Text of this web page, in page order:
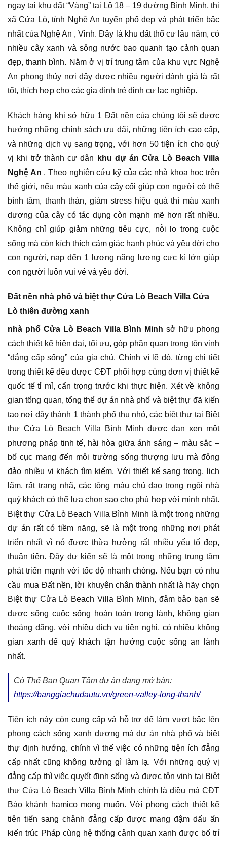
ngay tại khu đất “Vàng” tại Lô 18 – 19 đường Bình Minh, thị
xã Cửa Lò, tỉnh Nghệ An tuyến phố đẹp và phát triển bậc
nhất của Nghệ An , Vinh. Đây là khu đất thổ cư lâu năm, có
nhiều cây xanh và sông nước bao quanh tạo cảnh quan
đẹp, thanh bình. Nằm ở vị trí trung tâm của khu vực Nghệ
An phong thủy nơi đây được nhiều người đánh giá là rất
tốt, thích hợp cho các gia đình trẻ định cư lạc nghiệp.
Khách hàng khi sở hữu 1 Đất nền của chúng tôi sẽ được
hưởng những chính sách ưu đãi, những tiện ích cao cấp,
và những dịch vụ sang trọng, với hơn 50 tiện ích cho quý
vị khi trở thành cư dân
khu dự án Cửa Lò Beach Villa
Nghệ An . Theo nghiên cứu kỹ của các nhà khoa học trên
thế giới, nếu màu xanh của cây cối giúp con người có thể
bình tâm, thanh thản, giảm stress hiệu quả thì màu xanh
dương của cây có tác dụng còn mạnh mẽ hơn rất nhiều.
Không chỉ giúp giảm những tiêu cực, nỗi lo trong cuộc
sống mà còn kích thích cảm giác hạnh phúc và yêu đời cho
con người, nạp đến 1 lượng năng lượng cực kì lớn giúp
con người luôn vui vẻ và yêu đời.
Đất nền nhà phố và biệt thự Cửa Lò Beach Villa Cửa
Lò thiên đường xanh
nhà phố Cửa Lò Beach Villa Bình Minh sở hữu phong
cách thiết kế hiện đại, tối ưu, góp phần quan trọng tôn vinh
“đẳng cấp sống” của gia chủ. Chính vì lẽ đó, từng chi tiết
trong thiết kế đều được CĐT phối hợp cùng đơn vị thiết kế
quốc tế tỉ mỉ, cẩn trọng trước khi thực hiện. Xét về không
gian tổng quan, tổng thể dự án nhà phố và biệt thự đã kiến
tạo nơi đây thành 1 thành phố thu nhỏ, các biệt thự tại Biệt
thự Cửa Lò Beach Villa Bình Minh được đan xen một
phương pháp tinh tế, hài hòa giữa ánh sáng – màu sắc –
bố cục mang đến môi trường sống thượng lưu mà đông
đảo nhiều vị khách tìm kiếm. Với thiết kế sang trọng, lịch
lãm, rất trang nhã, các tông màu chủ đạo trong ngôi nhà
quý khách có thể lựa chọn sao cho phù hợp với mình nhất.
Biệt thự Cửa Lò Beach Villa Bình Minh là một trong những
dự án rất có tiềm năng, sẽ là một trong những nơi phát
triển nhất vì nó được thừa hưởng rất nhiều yếu tố đẹp,
thuận tiện. Đây dự kiến sẽ là một trong những trung tâm
phát triển mạnh với tốc độ nhanh chóng. Nếu bạn có nhu
cầu mua Đất nền, lời khuyên chân thành nhất là hãy chọn
Biệt thự Cửa Lò Beach Villa Bình Minh, đảm bảo bạn sẽ
được sống cuộc sống hoàn toàn trong lành, không gian
thoáng đãng, với nhiều dịch vụ tiện nghi, có nhiều không
gian xanh để quý khách tận hưởng cuộc sống an lành
nhất.
Có Thể Bạn Quan Tâm dự án đang mở bán:
https://banggiachudautu.vn/green-valley-long-thanh/
Tiện ích này còn cung cấp và hỗ trợ để làm vượt bậc lên
phong cách sống xanh dương mà dự án nhà phố và biệt
thự định hướng, chính vì thế việc có những tiện ích đẳng
cấp nhất cũng không tưởng gì làm lạ. Với những quý vị
đẳng cấp thì việc quyết định sống và được tôn vinh tại Biệt
thự Cửa Lò Beach Villa Bình Minh chính là điều mà CĐT
Bảo khánh hamico mong muốn. Với phong cách thiết kế
tiên tiến sang chảnh đẳng cấp được mang đậm dấu ấn
kiến trúc Pháp cùng hệ thống cảnh quan xanh được bố trí